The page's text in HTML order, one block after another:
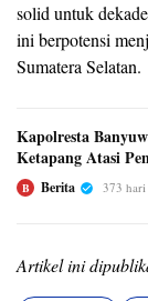
solid untuk
ini berpotensi
Sumatera Selatan.
Kapolresta
Ketapang Atasi
B Berita 373 hari
Artikel ini